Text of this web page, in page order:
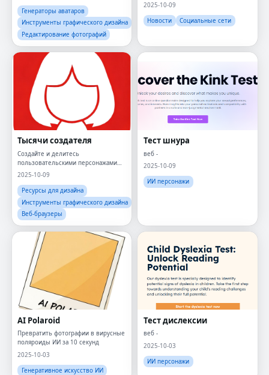
Генераторы аватаров
Инструменты графического дизайна
Редактирование фотографий
2025-10-09
Новости
Социальные сети
Тысячи создателя
Создайте и делитесь
пользовательскими персонажами
MII онлайн бесплатно, не требуется
2025-10-09
Ресурсы для дизайна
Инструменты графического дизайна
Веб-браузеры
Тест шнура
веб -
2025-10-09
ИИ персонажи
AI Polaroid
Превратить фотографии в вирусные
поляроиды ИИ за 10 секунд
2025-10-03
Генеративное искусство ИИ
Тест дислексии
веб -
2025-10-03
ИИ персонажи